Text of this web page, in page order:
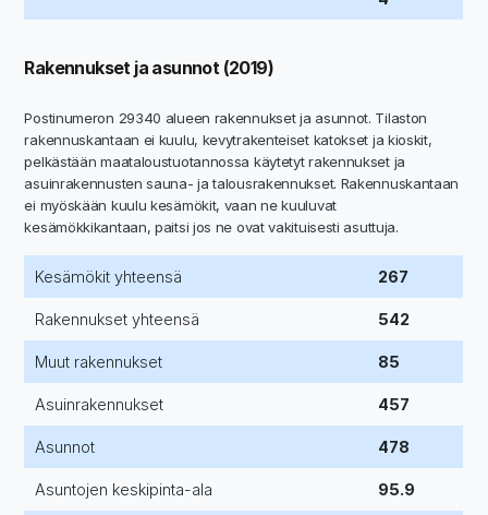
Rakennukset ja asunnot (2019)
Postinumeron 29340 alueen rakennukset ja asunnot. Tilaston
rakennuskantaan ei kuulu, kevytrakenteiset katokset ja kioskit,
pelkästään maataloustuotannossa käytetyt rakennukset ja
asuinrakennusten sauna- ja talousrakennukset. Rakennuskantaan
ei myöskään kuulu kesämökit, vaan ne kuuluvat
kesämökkikantaan, paitsi jos ne ovat vakituisesti asuttuja.
Kesämökit yhteensä 267
Rakennukset yhteensä 542
Muut rakennukset 85
Asuinrakennukset 457
Asunnot 478
Asuntojen keskipinta-ala 95.9